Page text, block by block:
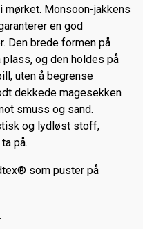
Monsoon-jakkens
en god
Den brede formen på
og den holdes på
uten å begrense
dekkede magesekken
smuss og sand.
og lydløst stoff,
på.
som puster på